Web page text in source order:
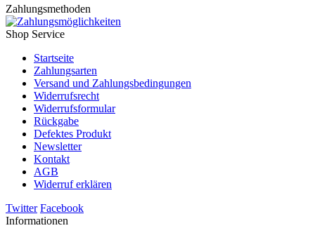
Zahlungsmethoden
Shop Service
Startseite
Zahlungsarten
Versand und Zahlungsbedingungen
Widerrufsrecht
Widerrufsformular
Rückgabe
Defektes Produkt
Newsletter
Kontakt
AGB
Widerruf erklären
Twitter Facebook
Informationen